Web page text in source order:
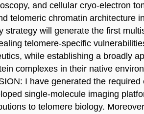
and cellular cryo-electron
telomeric chromatin architecture
strategy will generate the first
telomere-specific
while establishing a broadly
complexes in their native
I have generated the
single-molecule imaging
to telomere biology.